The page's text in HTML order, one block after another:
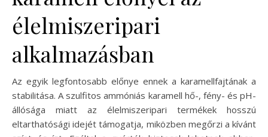
élelmiszeripari
alkalmazásban
Az egyik legfontosabb előnye ennek a karamellfajtának a
stabilitása. A szulfitos ammóniás karamell hő-, fény- és pH-
állósága miatt az élelmiszeripari termékek hosszú
eltarthatósági idejét támogatja, miközben megőrzi a kívánt